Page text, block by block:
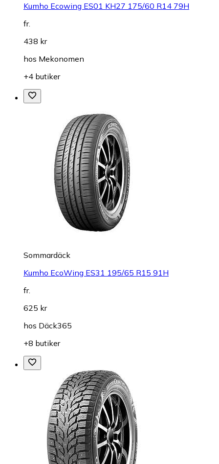
Kumho Ecowing ES01 KH27 175/60 R14 79H
fr.
438 kr
hos Mekonomen
+4 butiker
Sommardäck
Kumho EcoWing ES31 195/65 R15 91H
fr.
625 kr
hos Däck365
+8 butiker